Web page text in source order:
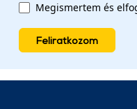
Megismertem és
Feliratkozom